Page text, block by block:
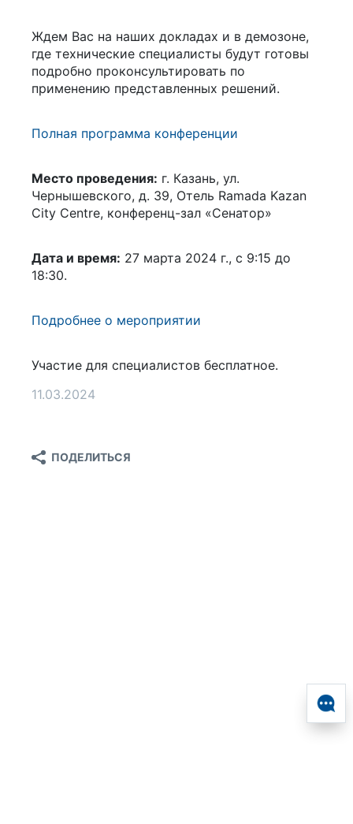
Ждем Вас на наших докладах и в демозоне,
где технические специалисты будут готовы
подробно проконсультировать по
применению представленных решений.
Полная программа конференции
Место проведения: г. Казань, ул.
Чернышевского, д. 39, Отель Ramada Kazan
City Centre, конференц-зал «Сенатор»
Дата и время: 27 марта 2024 г., с 9:15 до
18:30.
Подробнее о мероприятии
Участие для специалистов бесплатное.
11.03.2024
ПОДЕЛИТЬСЯ